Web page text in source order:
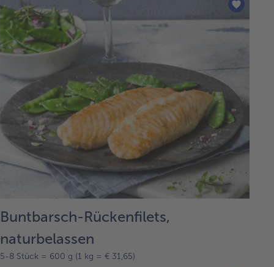
Buntbarsch-Rückenfilets,
naturbelassen
5-8 Stück = 600 g (1 kg = € 31,65)